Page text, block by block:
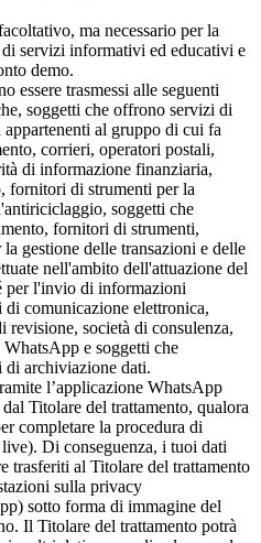
ma necessario per la
servizi informativi ed educativi e
demo.
essere trasmessi alle seguenti
soggetti che offrono servizi di
appartenenti al gruppo di cui fa
corrieri, operatori postali,
di informazione finanziaria,
fornitori di strumenti per la
soggetti che
fornitori di strumenti,
gestione delle transazioni e delle
nell'ambito dell'attuazione del
per l'invio di informazioni
comunicazione elettronica,
revisione, società di consulenza,
e soggetti che
di archiviazione dati.
l’applicazione WhatsApp
Titolare del trattamento, qualora
completare la procedura di
Di conseguenza, i tuoi dati
trasferiti al Titolare del trattamento
sulla privacy
sotto forma di immagine del
Il Titolare del trattamento potrà